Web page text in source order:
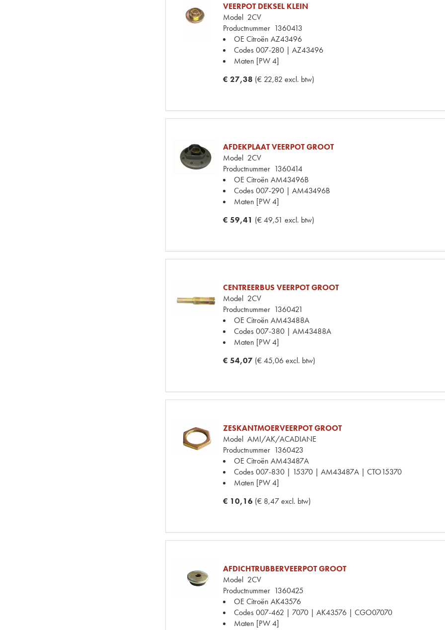
VEERPOT DEKSEL KLEIN
Model 2CV
Productnummer 1360413
OE Citroën AZ43496
Codes007-280 | AZ43496
Maten [PW 4]
€ 27,38 (€ 22,82 excl. btw)
AFDEKPLAAT VEERPOT GROOT
Model 2CV
Productnummer 1360414
OE Citroën AM43496B
Codes007-290 | AM43496B
Maten [PW 4]
€ 59,41 (€ 49,51 excl. btw)
CENTREERBUS VEERPOT GROOT
Model 2CV
Productnummer 1360421
OE Citroën AM43488A
Codes007-380 | AM43488A
Maten [PW 4]
€ 54,07 (€ 45,06 excl. btw)
ZESKANTMOERVEERPOT GROOT
Model AMI/AK/ACADIANE
Productnummer 1360423
OE Citroën AM43487A
Codes007-830 | 15370 | AM43487A | CTO15370
Maten [PW 4]
€ 10,16 (€ 8,47 excl. btw)
AFDICHTRUBBERVEERPOT GROOT
Model 2CV
Productnummer 1360425
OE Citroën AK43576
Codes007-462 | 7070 | AK43576 | CGO07070
Maten [PW 4]